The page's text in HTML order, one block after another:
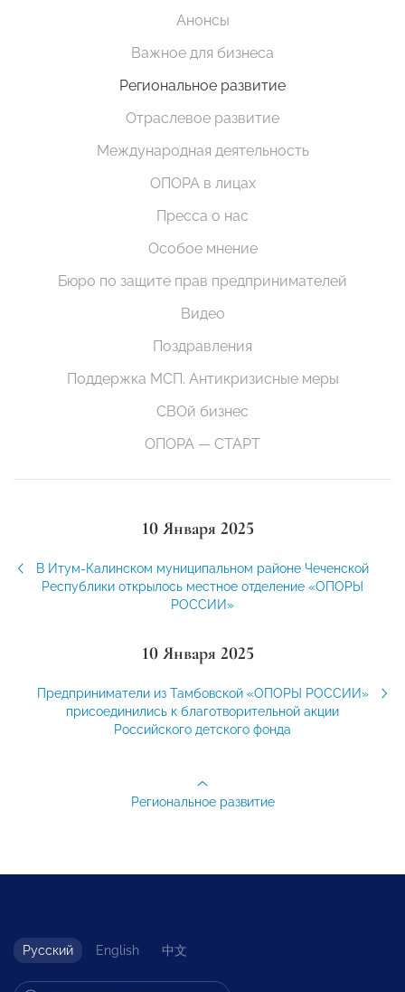
Анонсы
Важное для бизнеса
Региональное развитие
Отраслевое развитие
Международная деятельность
ОПОРА в лицах
Пресса о нас
Особое мнение
Бюро по защите прав предпринимателей
Видео
Поздравления
Поддержка МСП. Антикризисные меры
СВОй бизнес
ОПОРА — СТАРТ
10 Января 2025
В Итум-Калинском муниципальном районе Чеченской
Республики открылось местное отделение «ОПОРЫ
РОССИИ»
10 Января 2025
Предприниматели из Тамбовской «ОПОРЫ РОССИИ»
присоединились к благотворительной акции
Российского детского фонда
Региональное развитие
Русский English 中文